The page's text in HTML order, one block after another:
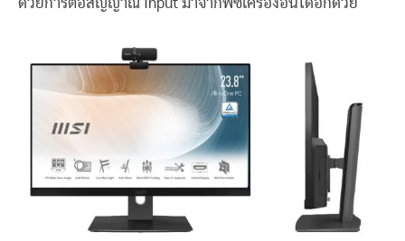
ด้วยการต่อสัญญาณ Input มาจากพีซีเครื่องอื่นได้อีกด้วย